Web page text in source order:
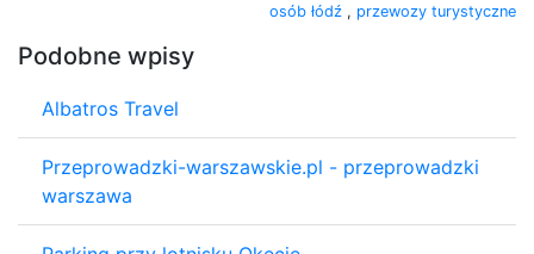
osób łódź , przewozy turystyczne
Podobne wpisy
Albatros Travel
Przeprowadzki-warszawskie.pl - przeprowadzki
warszawa